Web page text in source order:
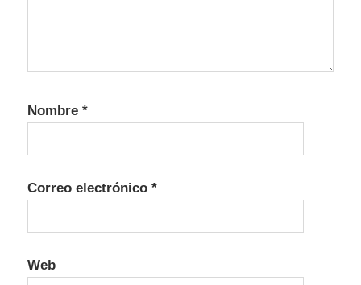
Nombre *
Correo electrónico *
Web